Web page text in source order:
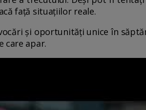
față situațiilor reale.
și oportunități unice în
care apar.